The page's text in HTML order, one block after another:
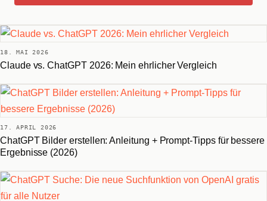
18. MAI 2026
Claude vs. ChatGPT 2026: Mein ehrlicher Vergleich
17. APRIL 2026
ChatGPT Bilder erstellen: Anleitung + Prompt-Tipps für bessere
Ergebnisse (2026)